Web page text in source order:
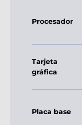
Procesador
Tarjeta
gráfica
Placa base